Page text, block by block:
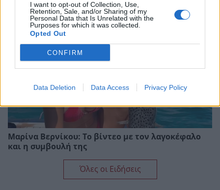
I want to opt-out of Collection, Use,
Retention, Sale, and/or Sharing of my
Personal Data that Is Unrelated with the
Purposes for which it was collected.
Opted Out
CONFIRM
Data Deletion Data Access Privacy Policy
Μαρίνα Βερνίκου: Το βίντεο με τον λαγοκέφαλο
και η συμβουλή της
Όλες οι Ειδήσεις